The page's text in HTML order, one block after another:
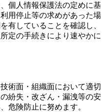
個人情報保護法の定めに基
用停止等の求めがあった場
有していることを確認し、
定の手続きにより速やかに
術面・組織面において適切
紛失・改ざん・漏洩等の安
危険防止に努めます。